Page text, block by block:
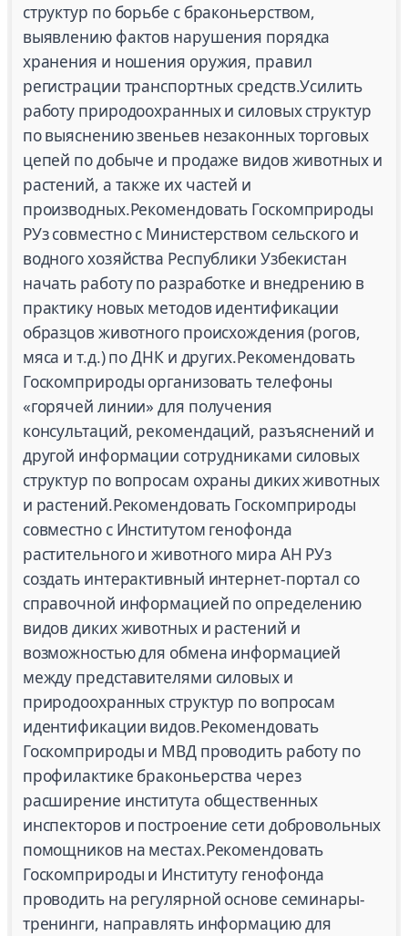
структур по борьбе с браконьерством,
выявлению фактов нарушения порядка
хранения и ношения оружия, правил
регистрации транспортных средств.Усилить
работу природоохранных и силовых структур
по выяснению звеньев незаконных торговых
цепей по добыче и продаже видов животных и
растений, а также их частей и
производных.Рекомендовать Госкомприроды
РУз совместно с Министерством сельского и
водного хозяйства Республики Узбекистан
начать работу по разработке и внедрению в
практику новых методов идентификации
образцов животного происхождения (рогов,
мяса и т.д.) по ДНК и других.Рекомендовать
Госкомприроды организовать телефоны
«горячей линии» для получения
консультаций, рекомендаций, разъяснений и
другой информации сотрудниками силовых
структур по вопросам охраны диких животных
и растений.Рекомендовать Госкомприроды
совместно с Институтом генофонда
растительного и животного мира АН РУз
создать интерактивный интернет-портал со
справочной информацией по определению
видов диких животных и растений и
возможностью для обмена информацией
между представителями силовых и
природоохранных структур по вопросам
идентификации видов.Рекомендовать
Госкомприроды и МВД проводить работу по
профилактике браконьерства через
расширение института общественных
инспекторов и построение сети добровольных
помощников на местах.Рекомендовать
Госкомприроды и Институту генофонда
проводить на регулярной основе семинары-
тренинги, направлять информацию для